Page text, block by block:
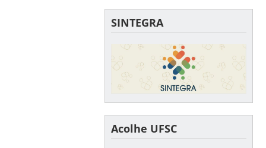
SINTEGRA
Acolhe UFSC